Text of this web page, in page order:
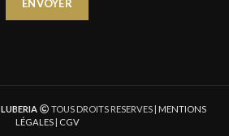
LUBERIA TOUS DROITS RESERVES | MENTIONS
LÉGALES| CGV